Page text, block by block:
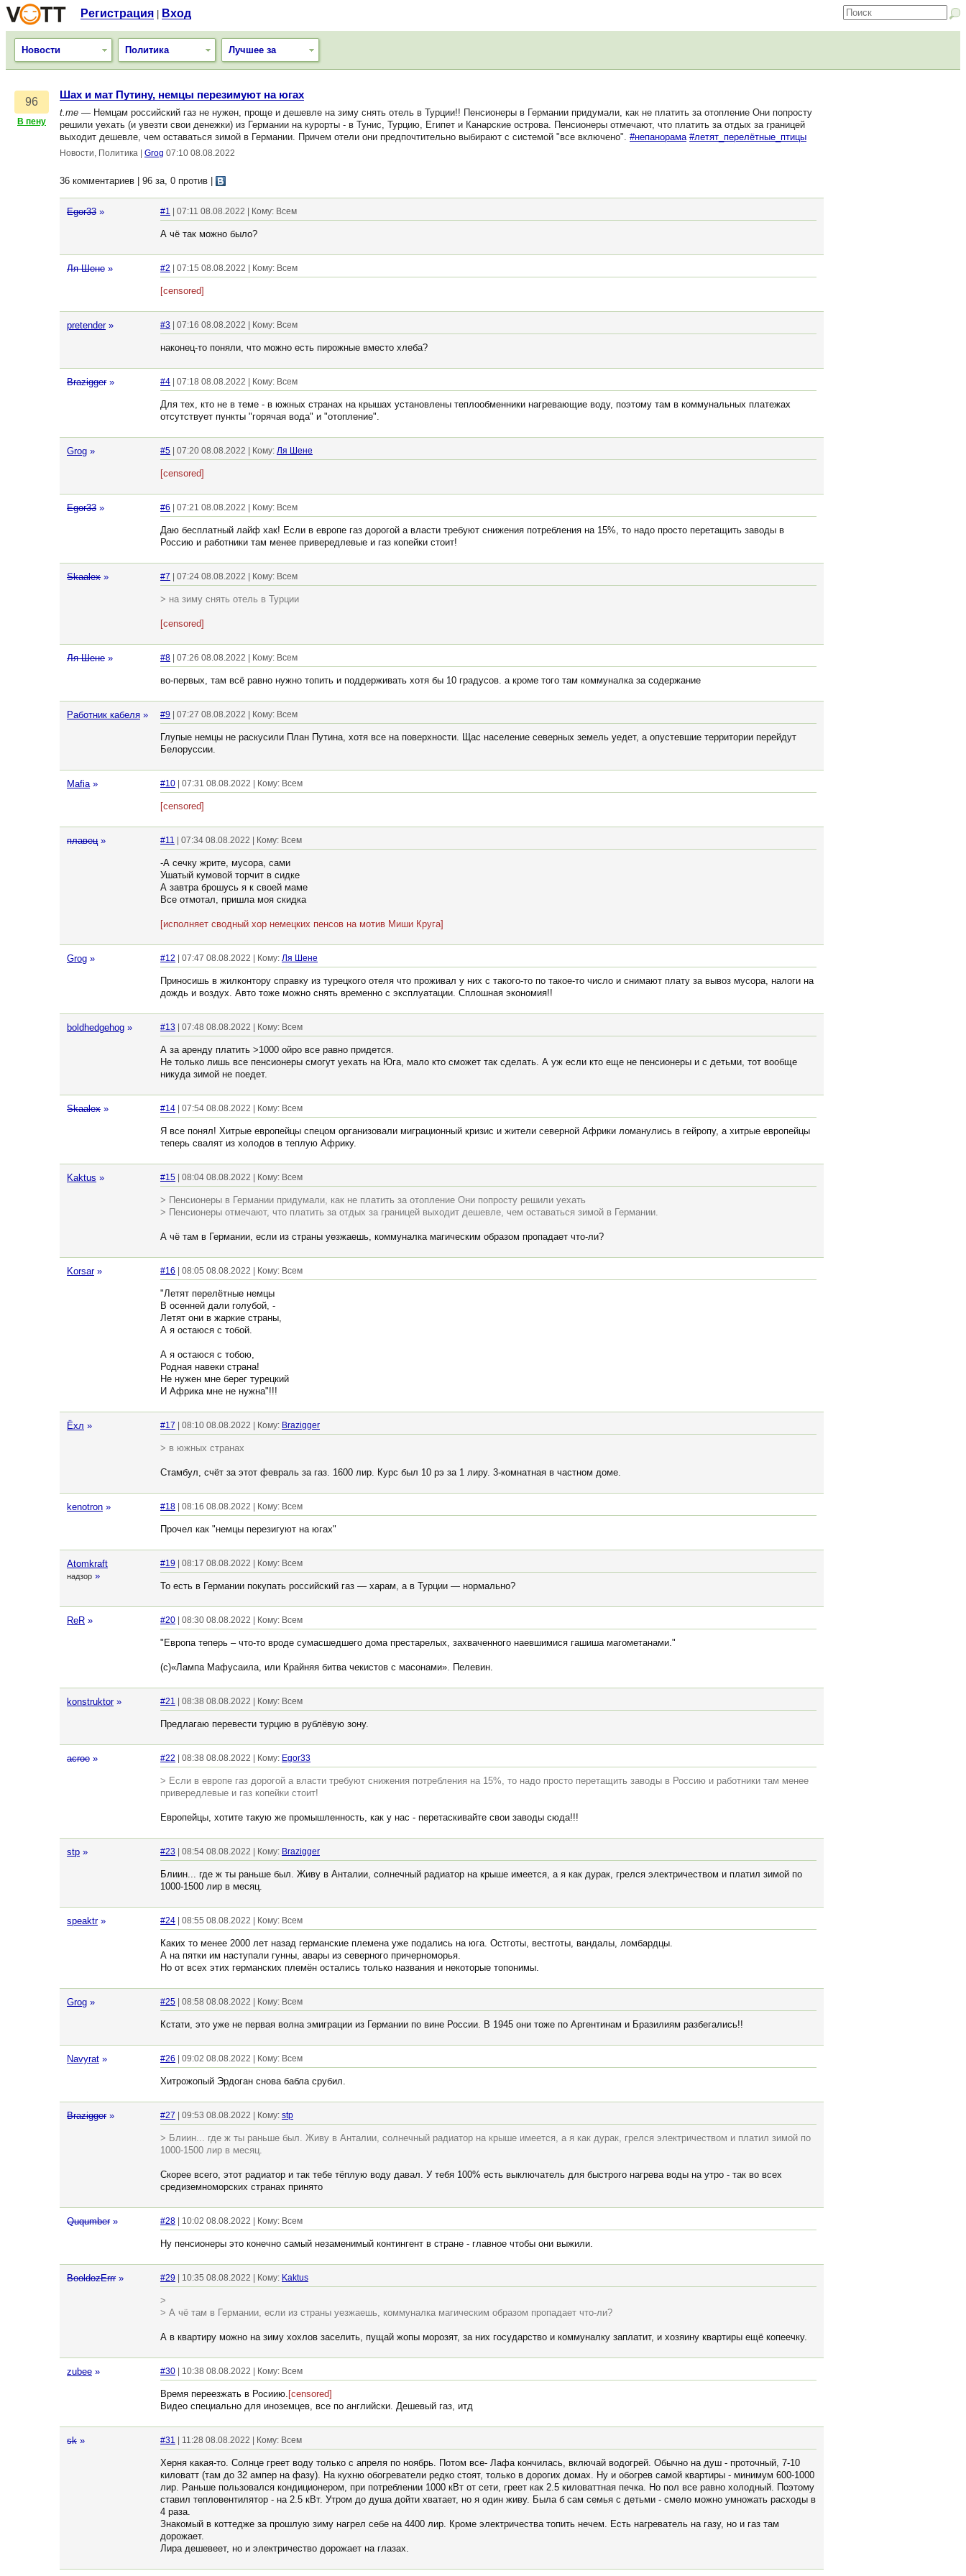
Регистрация Вход
Новости Политика Лучшее за
96
В пену
Шах и мат Путину, немцы перезимуют на югах
t.me — Немцам российский газ не нужен, проще и дешевле на зиму снять отель в Турции!! Пенсионеры в Германии придумали, как не платить за отопление Они попросту
решили уехать (и увезти свои денежки) из Германии на курорты - в Тунис, Турцию, Египет и Канарские острова. Пенсионеры отмечают, что платить за отдых за границей
выходит дешевле, чем оставаться зимой в Германии. Причем отели они предпочтительно выбирают с системой "все включено". #непанорама #летят_перелётные_птицы
Новости, Политика Grog 07:10 08.08.2022
36 комментариев | 96 за, 0 против
Egor33 » #1 | 07:11 08.08.2022 | Кому: Всем
А чё так можно было?
Ля Шене » #2 | 07:15 08.08.2022 | Кому: Всем
[censored]
pretender » #3 | 07:16 08.08.2022 | Кому: Всем
наконец-то поняли, что можно есть пирожные вместо хлеба?
Brazigger » #4 | 07:18 08.08.2022 | Кому: Всем
Для тех, кто не в теме - в южных странах на крышах установлены теплообменники нагревающие воду, поэтому там в коммунальных платежах
отсутствует пункты "горячая вода" и "отопление".
Grog » #5 | 07:20 08.08.2022 | Кому: Ля Шене
[censored]
Egor33 » #6 | 07:21 08.08.2022 | Кому: Всем
Даю бесплатный лайф хак! Если в европе газ дорогой а власти требуют снижения потребления на 15%, то надо просто перетащить заводы в
Россию и работники там менее привередлевые и газ копейки стоит!
Skaalex » #7 | 07:24 08.08.2022 | Кому: Всем
> на зиму снять отель в Турции
[censored]
Ля Шене » #8 | 07:26 08.08.2022 | Кому: Всем
во-первых, там всё равно нужно топить и поддерживать хотя бы 10 градусов. а кроме того там коммуналка за содержание
Работник кабеля » #9 | 07:27 08.08.2022 | Кому: Всем
Глупые немцы не раскусили План Путина, хотя все на поверхности. Щас население северных земель уедет, а опустевшие территории перейдут
Белоруссии.
Mafia » #10 | 07:31 08.08.2022 | Кому: Всем
[censored]
плавец » #11 | 07:34 08.08.2022 | Кому: Всем
-А сечку жрите, мусора, сами
Ушатый кумовой торчит в сидке
А завтра брошусь я к своей маме
Все отмотал, пришла моя скидка
[исполняет сводный хор немецких пенсов на мотив Миши Круга]
Grog » #12 | 07:47 08.08.2022 | Кому: Ля Шене
Приносишь в жилконтору справку из турецкого отеля что проживал у них с такого-то по такое-то число и снимают плату за вывоз мусора, налоги на
дождь и воздух. Авто тоже можно снять временно с эксплуатации. Сплошная экономия!!
boldhedgehog » #13 | 07:48 08.08.2022 | Кому: Всем
А за аренду платить >1000 ойро все равно придется.
Не только лишь все пенсионеры смогут уехать на Юга, мало кто сможет так сделать. А уж если кто еще не пенсионеры и с детьми, тот вообще
никуда зимой не поедет.
Skaalex » #14 | 07:54 08.08.2022 | Кому: Всем
Я все понял! Хитрые европейцы спецом организовали миграционный кризис и жители северной Африки ломанулись в гейропу, а хитрые европейцы
теперь свалят из холодов в теплую Африку.
Kaktus » #15 | 08:04 08.08.2022 | Кому: Всем
> Пенсионеры в Германии придумали, как не платить за отопление Они попросту решили уехать
> Пенсионеры отмечают, что платить за отдых за границей выходит дешевле, чем оставаться зимой в Германии.
А чё там в Германии, если из страны уезжаешь, коммуналка магическим образом пропадает что-ли?
Korsar » #16 | 08:05 08.08.2022 | Кому: Всем
"Летят перелётные немцы
В осенней дали голубой, -
Летят они в жаркие страны,
А я остаюся с тобой.
А я остаюся с тобою,
Родная навеки страна!
Не нужен мне берег турецкий
И Африка мне не нужна"!!!
Ёхл » #17 | 08:10 08.08.2022 | Кому: Brazigger
> в южных странах
Стамбул, счёт за этот февраль за газ. 1600 лир. Курс был 10 рэ за 1 лиру. 3-комнатная в частном доме.
kenotron » #18 | 08:16 08.08.2022 | Кому: Всем
Прочел как "немцы перезигуют на югах"
Atomkraft
надзор »
#19 | 08:17 08.08.2022 | Кому: Всем
То есть в Германии покупать российский газ — харам, а в Турции — нормально?
ReR » #20 | 08:30 08.08.2022 | Кому: Всем
"Европа теперь – что-то вроде сумасшедшего дома престарелых, захваченного наевшимися гашиша магометанами."
(c)«Лампа Мафусаила, или Крайняя битва чекистов с масонами». Пелевин.
konstruktor » #21 | 08:38 08.08.2022 | Кому: Всем
Предлагаю перевести турцию в рублёвую зону.
acroe » #22 | 08:38 08.08.2022 | Кому: Egor33
> Если в европе газ дорогой а власти требуют снижения потребления на 15%, то надо просто перетащить заводы в Россию и работники там менее
привередлевые и газ копейки стоит!
Европейцы, хотите такую же промышленность, как у нас - перетаскивайте свои заводы сюда!!!
stp » #23 | 08:54 08.08.2022 | Кому: Brazigger
Блиин... где ж ты раньше был. Живу в Анталии, солнечный радиатор на крыше имеется, а я как дурак, грелся электричеством и платил зимой по
1000-1500 лир в месяц.
speaktr » #24 | 08:55 08.08.2022 | Кому: Всем
Каких то менее 2000 лет назад германские племена уже подались на юга. Остготы, вестготы, вандалы, ломбардцы.
А на пятки им наступали гунны, авары из северного причерноморья.
Но от всех этих германских племён остались только названия и некоторые топонимы.
Grog » #25 | 08:58 08.08.2022 | Кому: Всем
Кстати, это уже не первая волна эмиграции из Германии по вине России. В 1945 они тоже по Аргентинам и Бразилиям разбегались!!
Navyrat » #26 | 09:02 08.08.2022 | Кому: Всем
Хитрожопый Эрдоган снова бабла срубил.
Brazigger » #27 | 09:53 08.08.2022 | Кому: stp
> Блиин... где ж ты раньше был. Живу в Анталии, солнечный радиатор на крыше имеется, а я как дурак, грелся электричеством и платил зимой по
1000-1500 лир в месяц.
Скорее всего, этот радиатор и так тебе тёплую воду давал. У тебя 100% есть выключатель для быстрого нагрева воды на утро - так во всех
средиземноморских странах принято
Ququmber » #28 | 10:02 08.08.2022 | Кому: Всем
Ну пенсионеры это конечно самый незаменимый контингент в стране - главное чтобы они выжили.
BooldozErrr » #29 | 10:35 08.08.2022 | Кому: Kaktus
>
> А чё там в Германии, если из страны уезжаешь, коммуналка магическим образом пропадает что-ли?
А в квартиру можно на зиму хохлов заселить, пущай жопы морозят, за них государство и коммуналку заплатит, и хозяину квартиры ещё копеечку.
zubee » #30 | 10:38 08.08.2022 | Кому: Всем
Время переезжать в Росиию. [censored]
Видео специально для иноземцев, все по английски. Дешевый газ, итд
sk » #31 | 11:28 08.08.2022 | Кому: Всем
Херня какая-то. Солнце греет воду только с апреля по ноябрь. Потом все- Лафа кончилась, включай водогрей. Обычно на душ - проточный, 7-10
киловатт (там до 32 ампер на фазу). На кухню обогреватели редко стоят, только в дорогих домах. Ну и обогрев самой квартиры - минимум 600-1000
лир. Раньше пользовался кондиционером, при потреблении 1000 кВт от сети, греет как 2.5 киловаттная печка. Но пол все равно холодный. Поэтому
ставил тепловентилятор - на 2.5 кВт. Утром до душа дойти хватает, но я один живу. Была б сам семья с детьми - смело можно умножать расходы в
4 раза.
Знакомый в коттедже за прошлую зиму нагрел себе на 4400 лир. Кроме электричества топить нечем. Есть нагреватель на газу, но и газ там
дорожает.
Лира дешевеет, но и электричество дорожает на глазах.